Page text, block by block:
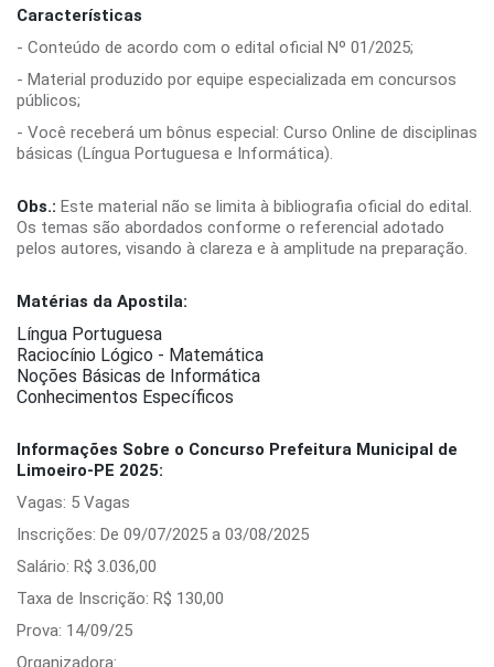
Características
- Conteúdo de acordo com o edital oficial Nº 01/2025;
- Material produzido por equipe especializada em concursos
públicos;
- Você receberá um bônus especial: Curso Online de disciplinas
básicas (Língua Portuguesa e Informática).
Obs.: Este material não se limita à bibliografia oficial do edital.
Os temas são abordados conforme o referencial adotado
pelos autores, visando à clareza e à amplitude na preparação.
Matérias da Apostila:
Língua Portuguesa
Raciocínio Lógico - Matemática
Noções Básicas de Informática
Conhecimentos Específicos
Informações Sobre o Concurso Prefeitura Municipal de
Limoeiro-PE 2025:
Vagas: 5 Vagas
Inscrições: De 09/07/2025 a 03/08/2025
Salário: R$ 3.036,00
Taxa de Inscrição: R$ 130,00
Prova: 14/09/25
Organizadora: